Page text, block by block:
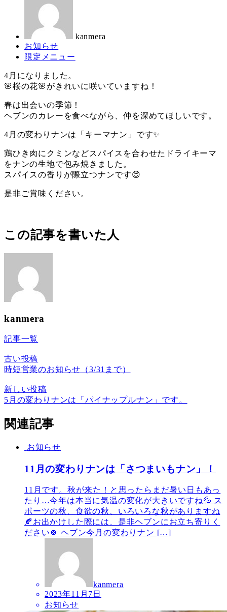
kanmera
カ
テ
リ
ー
お知らせ
カ
ゴ
リ
ー
限定メニュー
4月になりました。
🌸桜の花🌸がきれいに咲いていますね！
春は出会いの季節！
ヘブンのカレーを食べながら、仲を深めてほしいです。
4月の変わりナンは「キーマナン」です✨
鶏ひき肉にクミンなどスパイスを合わせたドライキーマ
をナンの生地で包み焼きました。
スパイスの香りが際立つナンです😊
是非ご賞味ください。
この記事を書いた人
kanmera
記事一覧
古い投稿
時短営業のお知らせ（3/31まで）
新しい投稿
5月の変わりナンは「パイナップルナン」です。
関連記事
お知らせ
11月の変わりナンは「さつまいもナン」！
11月です。秋が来た！と思ったらまだ暑い日もあっ
たり…今年は本当に気温の変化が大きいですね💦 ス
ポーツの秋、食欲の秋、いろいろな秋がありますね
🍂お出かけした際には、是非ヘブンにお立ち寄りく
ださい🍀 ヘブン今月の変わりナン […]
kanmera
2023年11月7日
お知らせ